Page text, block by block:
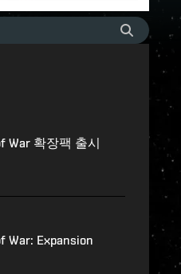
War 확장팩 출시
War: Expansion